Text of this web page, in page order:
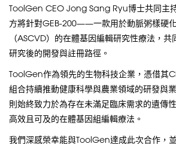
ToolGen CEO Jong Sang Ryu博士共同主
方將針對GEB-200——一款用於動脈粥樣硬
（ASCVD）的在體基因編輯研究性療法，
研究後的開發與註冊路徑。
ToolGen作為領先的生物科技企業，憑借其
組合持續推動健康科學與農業領域的研發與
則始終致力於為存在未滿足臨床需求的遺傳
高效且可及的在體基因組編輯療法。
我們深感榮幸能與ToolGen達成此次合作，